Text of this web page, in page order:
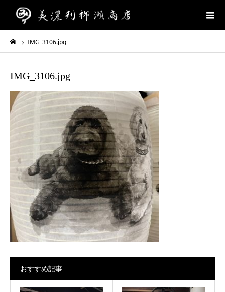
IMG_3106.jpg
IMG_3106.jpg
おすすめ記事